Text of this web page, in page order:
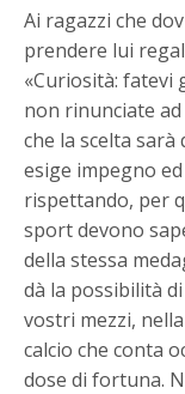
Ai ragazzi che
prendere lui
«Curiosità: fatevi
non rinunciate
che la scelta
esige impegno
rispettando, per
sport devono
della stessa
dà la possibilità
vostri mezzi,
calcio che conta
dose di fortuna.